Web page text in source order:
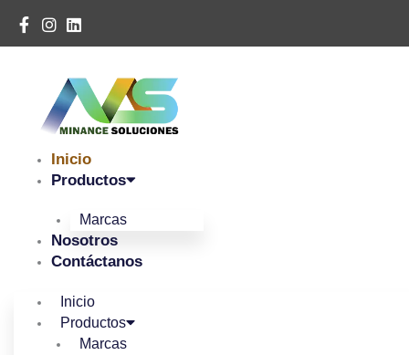
Inicio
Productos
Marcas
Nosotros
Contáctanos
Inicio
Productos
Marcas